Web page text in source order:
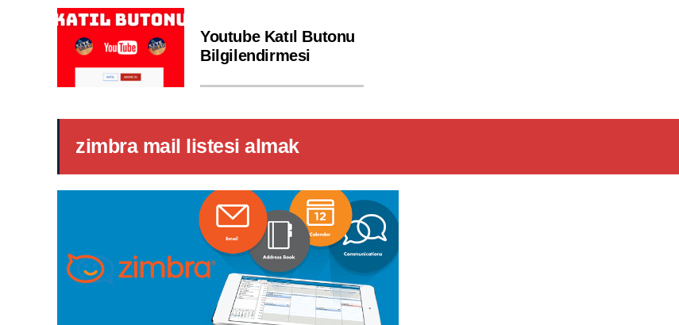
Youtube Katıl Butonu
Bilgilendirmesi
zimbra mail listesi almak